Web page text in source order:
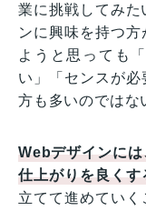
業に挑戦してみた
ンに興味を持つ
ようと思っても
い」「センスが
方も多いのではな
Webデザインに
仕上がりを良く
立てて進めてい